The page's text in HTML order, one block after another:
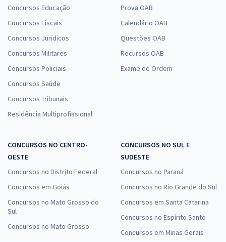
Concursos Educação
Concursos Fiscais
Concursos Jurídicos
Concursos Militares
Concursos Policiais
Concursos Saúde
Concursos Tribunais
Residência Multiprofissional
Prova OAB
Calendário OAB
Questões OAB
Recursos OAB
Exame de Ordem
CONCURSOS NO CENTRO-
OESTE
Concursos no Distrito Federal
Concursos em Goiás
Concursos no Mato Grosso do
Sul
Concursos no Mato Grosso
CONCURSOS NO SUL E
SUDESTE
Concursos no Paraná
Concursos no Rio Grande do Sul
Concursos em Santa Catarina
Concursos no Espírito Santo
Concursos em Minas Gerais